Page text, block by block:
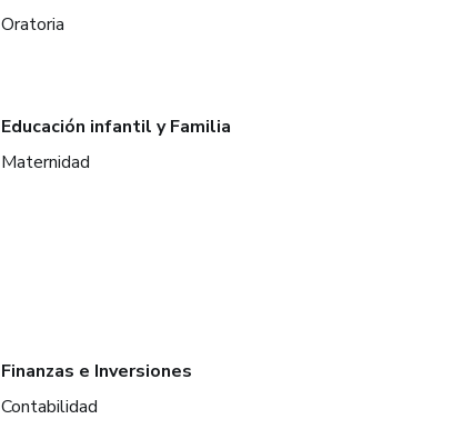
Oratoria
Educación infantil y Familia
Maternidad
Finanzas e Inversiones
Contabilidad